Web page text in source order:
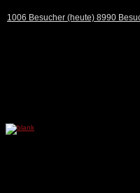
1006 Besucher (heute) 8990